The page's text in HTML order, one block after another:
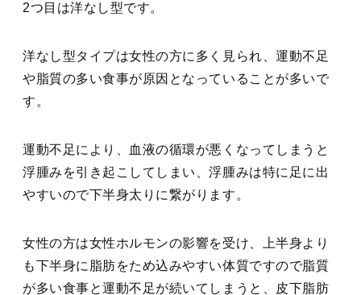
2つ目は洋なし型です。
洋なし型タイプは女性の方に多く見られ、運動不足
や脂質の多い食事が原因となっていることが多いで
す。
運動不足により、血液の循環が悪くなってしまうと
浮腫みを引き起こしてしまい、浮腫みは特に足に出
やすいので下半身太りに繋がります。
女性の方は女性ホルモンの影響を受け、上半身より
も下半身に脂肪をため込みやすい体質ですので脂質
が多い食事と運動不足が続いてしまうと、皮下脂肪